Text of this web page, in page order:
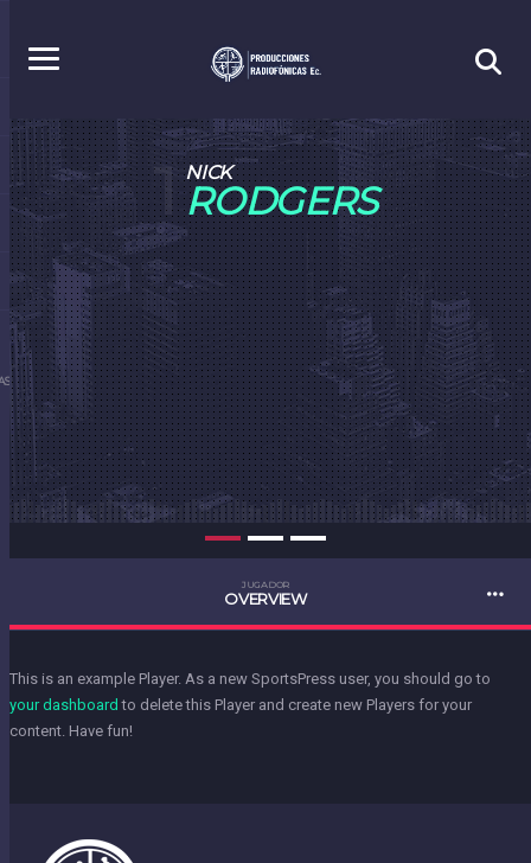
1 NICK
RODGERS
JUGADOR
OVERVIEW
This is an example Player. As a new SportsPress user, you should go to
your dashboard to delete this Player and create new Players for your
content. Have fun!